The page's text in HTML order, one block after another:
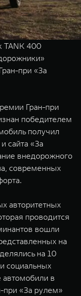
TANK 700
Сила
от 10
WEY 05
Эстетика
от 5 699
400
при «За
Гран-при
победителем
получил
сайта «За
внедорожного
современных
авторитетных
проводится
вошли
на
на 10
социальных
в
при «За рулем»